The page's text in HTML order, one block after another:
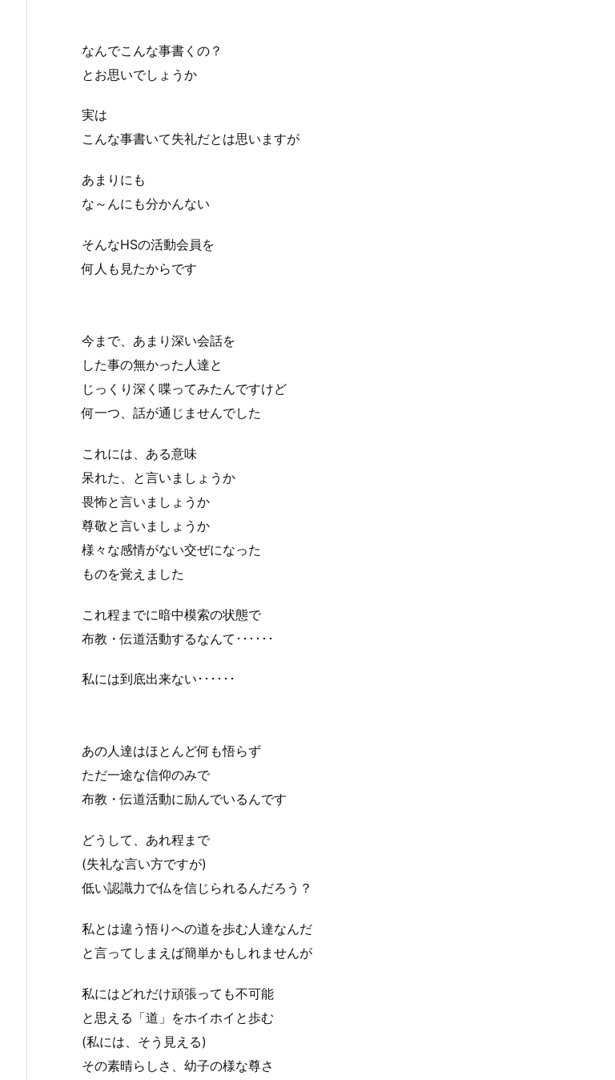
なんでこんな事書くの？
とお思いでしょうか
実は
こんな事書いて失礼だとは思いますが
あまりにも
な～んにも分かんない
そんなHSの活動会員を
何人も見たからです
今まで、あまり深い会話を
した事の無かった人達と
じっくり深く喋ってみたんですけど
何一つ、話が通じませんでした
これには、ある意味
呆れた、と言いましょうか
畏怖と言いましょうか
尊敬と言いましょうか
様々な感情がない交ぜになった
ものを覚えました
これ程までに暗中模索の状態で
布教・伝道活動するなんて･･････
私には到底出来ない･･････
あの人達はほとんど何も悟らず
ただ一途な信仰のみで
布教・伝道活動に励んでいるんです
どうして、あれ程まで
(失礼な言い方ですが)
低い認識力で仏を信じられるんだろう？
私とは違う悟りへの道を歩む人達なんだ
と言ってしまえば簡単かもしれませんが
私にはどれだけ頑張っても不可能
と思える「道」をホイホイと歩む
(私には、そう見える)
その素晴らしさ、幼子の様な尊さ